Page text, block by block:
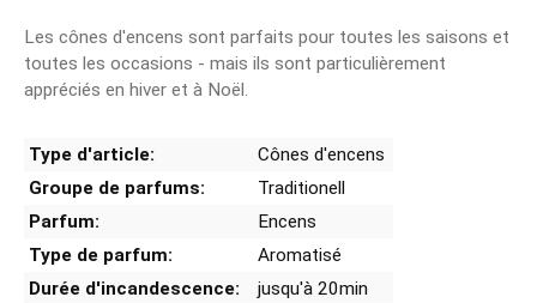
Les cônes d'encens sont parfaits pour toutes les saisons et
toutes les occasions - mais ils sont particulièrement
appréciés en hiver et à Noël.
Type d'article:
Cônes d'encens
Groupe de parfums:
Traditionell
Parfum:
Encens
Type de parfum:
Aromatisé
Durée d'incandescence:
jusqu'à 20min